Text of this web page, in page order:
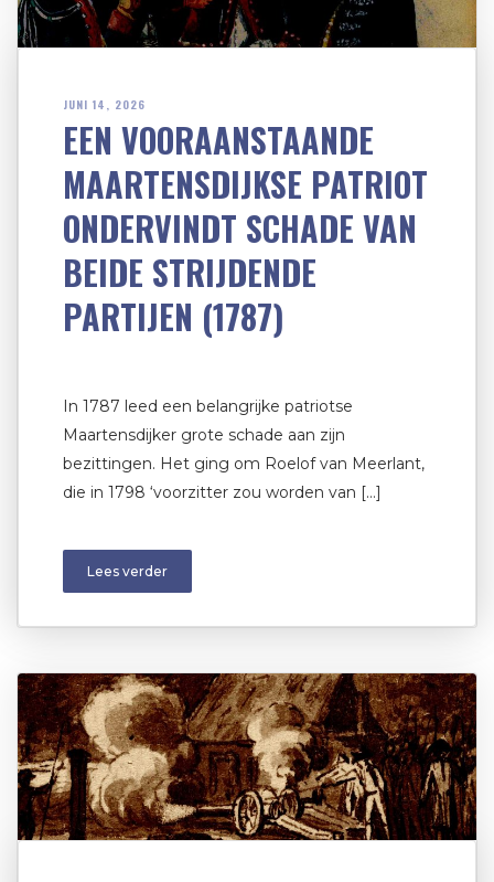
JUNI 14, 2026
EEN VOORAANSTAANDE
MAARTENSDIJKSE PATRIOT
ONDERVINDT SCHADE VAN
BEIDE STRIJDENDE
PARTIJEN (1787)
In 1787 leed een belangrijke patriotse
Maartensdijker grote schade aan zijn
bezittingen. Het ging om Roelof van Meerlant,
die in 1798 ‘voorzitter zou worden van […]
Lees verder